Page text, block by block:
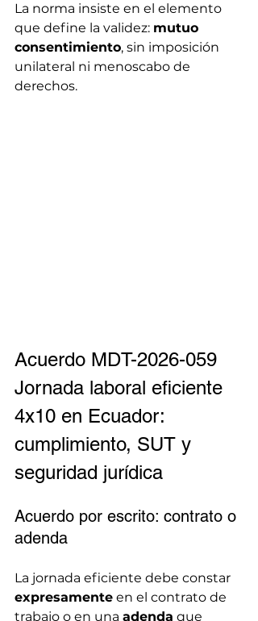
La norma insiste en el elemento
que define la validez: mutuo
consentimiento, sin imposición
unilateral ni menoscabo de
derechos.
Acuerdo MDT-2026-059
Jornada laboral eficiente
4x10 en Ecuador:
cumplimiento, SUT y
seguridad jurídica
Acuerdo por escrito: contrato o
adenda
La jornada eficiente debe constar
expresamente en el contrato de
trabajo o en una adenda que